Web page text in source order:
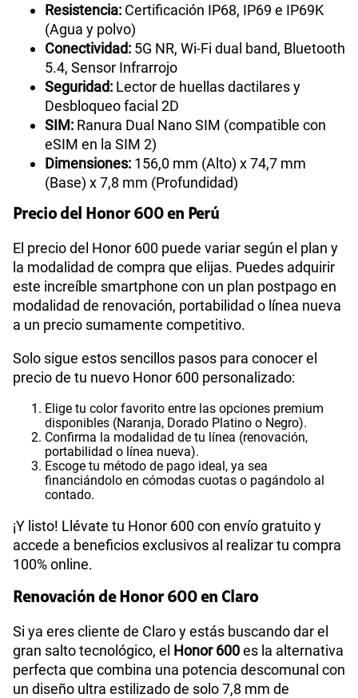
Resistencia: Certificación IP68, IP69 e IP69K
(Agua y polvo)
Conectividad: 5G NR, Wi-Fi dual band, Bluetooth
5.4, Sensor Infrarrojo
Seguridad: Lector de huellas dactilares y
Desbloqueo facial 2D
SIM: Ranura Dual Nano SIM (compatible con
eSIM en la SIM 2)
Dimensiones: 156,0 mm (Alto) x 74,7 mm
(Base) x 7,8 mm (Profundidad)
Precio del Honor 600 en Perú
El precio del Honor 600 puede variar según el plan y
la modalidad de compra que elijas. Puedes adquirir
este increíble smartphone con un plan postpago en
modalidad de renovación, portabilidad o línea nueva
a un precio sumamente competitivo.
Solo sigue estos sencillos pasos para conocer el
precio de tu nuevo Honor 600 personalizado:
Elige tu color favorito entre las opciones premium
disponibles (Naranja, Dorado Platino o Negro).
Confirma la modalidad de tu línea (renovación,
portabilidad o línea nueva).
Escoge tu método de pago ideal, ya sea
financiándolo en cómodas cuotas o pagándolo al
contado.
¡Y listo! Llévate tu Honor 600 con envío gratuito y
accede a beneficios exclusivos al realizar tu compra
100% online.
Renovación de Honor 600 en Claro
Si ya eres cliente de Claro y estás buscando dar el
gran salto tecnológico, el Honor 600es la alternativa
perfecta que combina una potencia descomunal con
un diseño ultra estilizado de solo 7,8 mm de